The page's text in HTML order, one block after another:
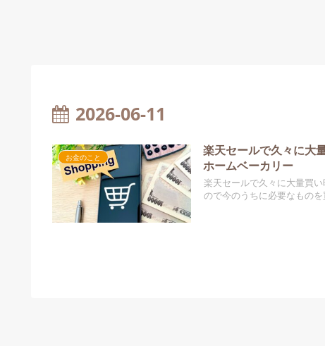
2026-06-11
お金のこと
楽天セールで久々に大
ホームベーカリー
楽天セールで久々に大量買
ので今のうちに必要なものを